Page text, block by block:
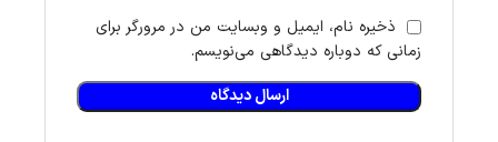
ذخیره نام، ایمیل و وبسایت من در مرورگر برای
زمانی که دوباره دیدگاهی می‌نویسم.